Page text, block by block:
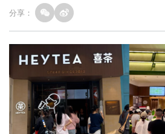
分享：